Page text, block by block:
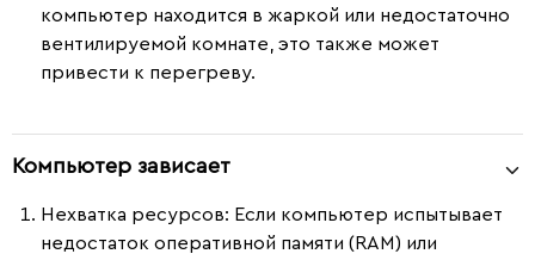
компьютер находится в жаркой или недостаточно
вентилируемой комнате, это также может
привести к перегреву.
Компьютер зависает
Нехватка ресурсов: Если компьютер испытывает
недостаток оперативной памяти (RAM) или